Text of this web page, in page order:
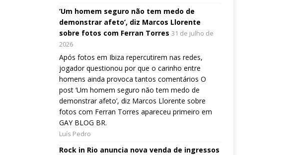
‘Um homem seguro não tem medo de
demonstrar afeto’, diz Marcos Llorente
sobre fotos com Ferran Torres 31 de julho de
2026
Após fotos em Ibiza repercutirem nas redes,
jogador questionou por que o carinho entre
homens ainda provoca tantos comentários O
post ‘Um homem seguro não tem medo de
demonstrar afeto’, diz Marcos Llorente sobre
fotos com Ferran Torres apareceu primeiro em
GAY BLOG BR.
Luís Pedro
Rock in Rio anuncia nova venda de ingressos